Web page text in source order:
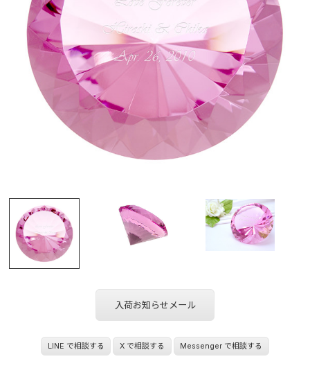
入荷お知らせメール
LINE で相談する X で相談する Messenger で相談する